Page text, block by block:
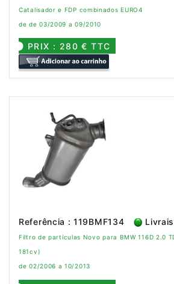
Catalisador e FDP combinados EURO4
de de 03/2009 a 09/2010
PRIX : 280 € TTC
Referência : 119BMF134
Filtro de partículas Novo para BMW 116D 2.0
181cv)
de 02/2006 a 10/2013